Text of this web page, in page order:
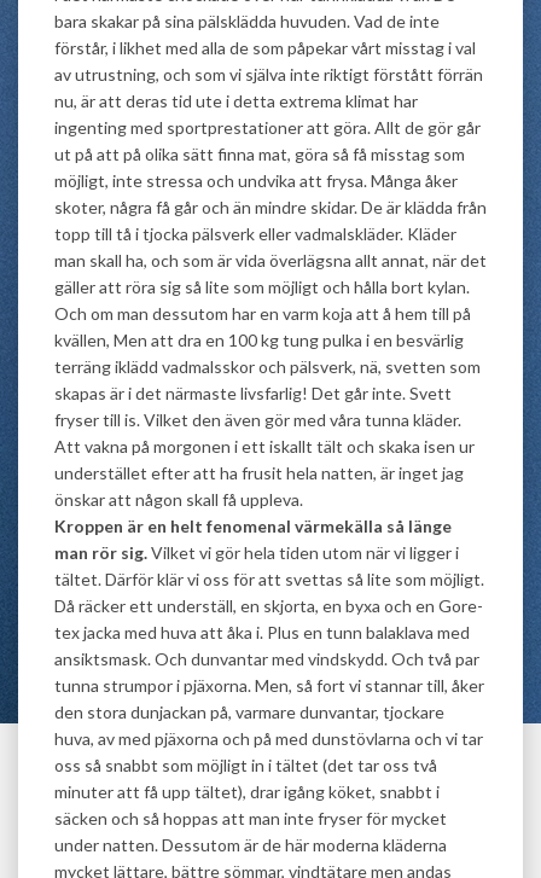
bara skakar på sina pälsklädda huvuden. Vad de inte
förstår, i likhet med alla de som påpekar vårt misstag i val
av utrustning, och som vi själva inte riktigt förstått förrän
nu, är att deras tid ute i detta extrema klimat har
ingenting med sportprestationer att göra. Allt de gör går
ut på att på olika sätt finna mat, göra så få misstag som
möjligt, inte stressa och undvika att frysa. Många åker
skoter, några få går och än mindre skidar. De är klädda från
topp till tå i tjocka pälsverk eller vadmalskläder. Kläder
man skall ha, och som är vida överlägsna allt annat, när det
gäller att röra sig så lite som möjligt och hålla bort kylan.
Och om man dessutom har en varm koja att å hem till på
kvällen, Men att dra en 100 kg tung pulka i en besvärlig
terräng iklädd vadmalsskor och pälsverk, nä, svetten som
skapas är i det närmaste livsfarlig! Det går inte. Svett
fryser till is. Vilket den även gör med våra tunna kläder.
Att vakna på morgonen i ett iskallt tält och skaka isen ur
understället efter att ha frusit hela natten, är inget jag
önskar att någon skall få uppleva.
Kroppen är en helt fenomenal värmekälla så länge
man rör sig.Vilket vi gör hela tiden utom när vi ligger i
tältet. Därför klär vi oss för att svettas så lite som möjligt.
Då räcker ett underställ, en skjorta, en byxa och en Gore-
tex jacka med huva att åka i. Plus en tunn balaklava med
ansiktsmask. Och dunvantar med vindskydd. Och två par
tunna strumpor i pjäxorna. Men, så fort vi stannar till, åker
den stora dunjackan på, varmare dunvantar, tjockare
huva, av med pjäxorna och på med dunstövlarna och vi tar
oss så snabbt som möjligt in i tältet (det tar oss två
minuter att få upp tältet), drar igång köket, snabbt i
säcken och så hoppas att man inte fryser för mycket
under natten. Dessutom är de här moderna kläderna
mycket lättare, bättre sömmar, vindtätare men andas